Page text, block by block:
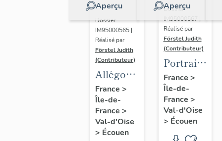
Aperçu
Dossier
IM95000565 |
Réalisé par
Förstel Judith
(Contributeur)
Allégories
du
Toucher
et de la
Vue.
France >
Île-de-
France >
Val-d'Oise
> Écouen
Aperçu
Dossier
IM95000567 |
Réalisé par
Förstel Judith
(Contributeur)
Portrait
du roi
Henri IV
France >
Île-de-
France >
Val-d'Oise
> Écouen